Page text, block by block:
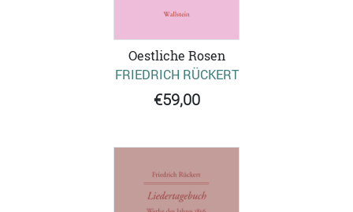
Oestliche Rosen
FRIEDRICH RÜCKERT
€59,00